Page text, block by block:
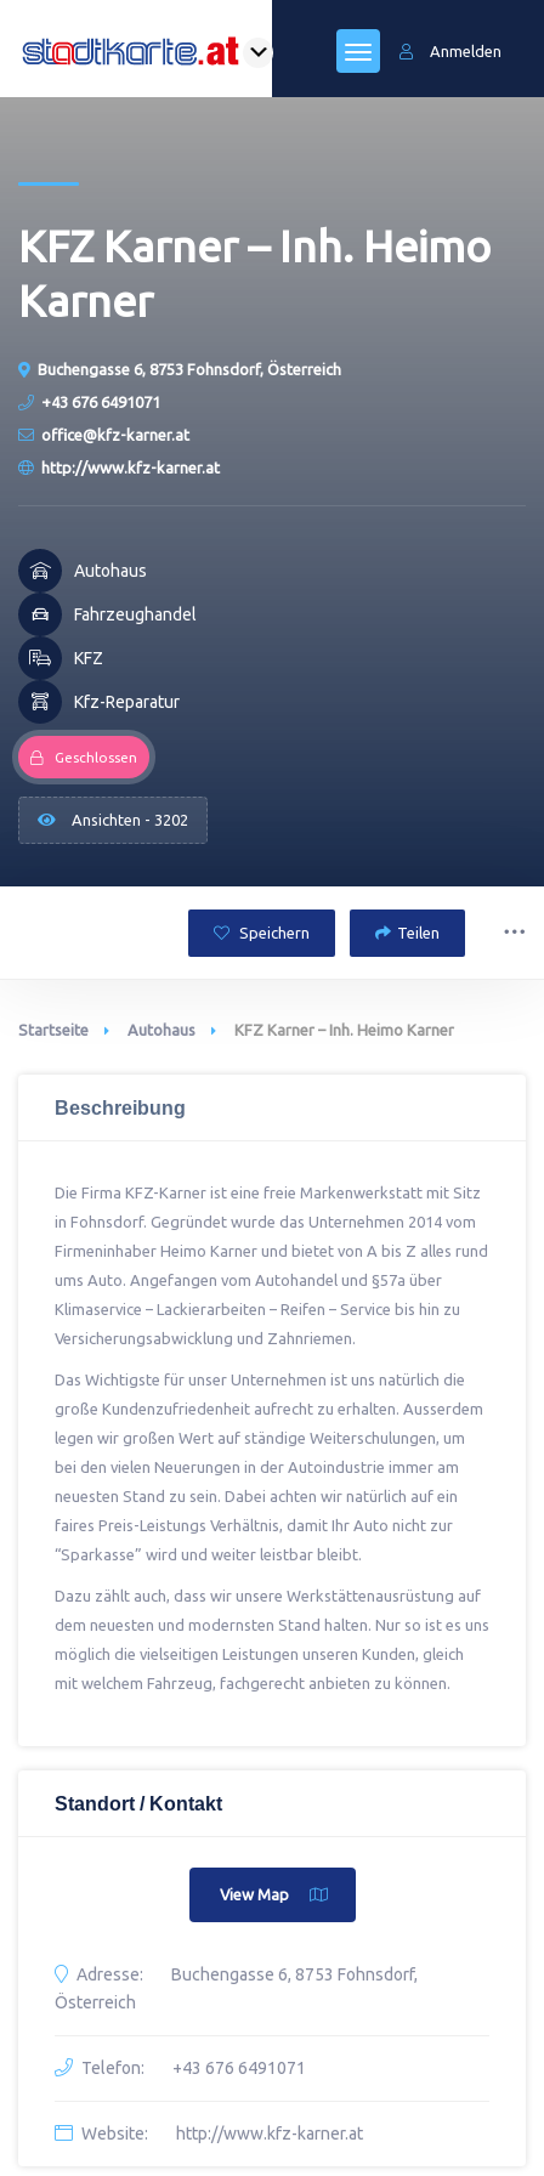
Anmelden
KFZ Karner – Inh. Heimo
Karner
Buchengasse 6, 8753 Fohnsdorf, Österreich
+43 676 6491071
office@kfz-karner.at
http://www.kfz-karner.at
Autohaus
Fahrzeughandel
KFZ
Kfz-Reparatur
Geschlossen
Ansichten - 3202
Speichern Teilen
Startseite Autohaus KFZ Karner – Inh. Heimo Karner
Beschreibung
Die Firma KFZ-Karner ist eine freie Markenwerkstatt mit Sitz
in Fohnsdorf. Gegründet wurde das Unternehmen 2014 vom
Firmeninhaber Heimo Karner und bietet von A bis Z alles rund
ums Auto. Angefangen vom Autohandel und §57a über
Klimaservice – Lackierarbeiten – Reifen – Service bis hin zu
Versicherungsabwicklung und Zahnriemen.
Das Wichtigste für unser Unternehmen ist uns natürlich die
große Kundenzufriedenheit aufrecht zu erhalten. Ausserdem
legen wir großen Wert auf ständige Weiterschulungen, um
bei den vielen Neuerungen in der Autoindustrie immer am
neuesten Stand zu sein. Dabei achten wir natürlich auf ein
faires Preis-Leistungs Verhältnis, damit Ihr Auto nicht zur
“Sparkasse” wird und weiter leistbar bleibt.
Dazu zählt auch, dass wir unsere Werkstättenausrüstung auf
dem neuesten und modernsten Stand halten. Nur so ist es uns
möglich die vielseitigen Leistungen unseren Kunden, gleich
mit welchem Fahrzeug, fachgerecht anbieten zu können.
Standort / Kontakt
View Map
Adresse:
Buchengasse 6, 8753 Fohnsdorf,
Österreich
Telefon: +43 676 6491071
Website: http://www.kfz-karner.at